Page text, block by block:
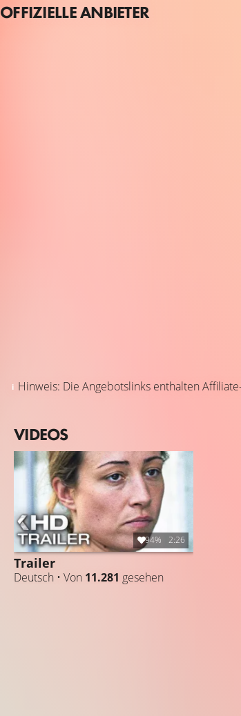
OFFIZIELLE ANBIETER
Hinweis: Die Angebotslinks enthalten
VIDEOS
94% 2:26
Trailer
Deutsch • Von 11.281 gesehen